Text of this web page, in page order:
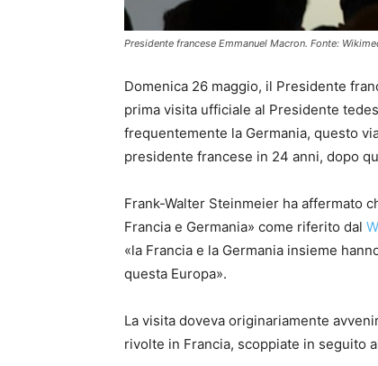
Presidente francese Emmanuel Macron. Fonte:
Domenica 26 maggio, il Presidente
prima visita ufficiale al Presidente
frequentemente la Germania, questo
presidente francese in 24 anni, dopo
Frank-Walter Steinmeier ha affermato
Francia e Germania» come riferito dal
«la Francia e la Germania insieme
questa Europa».
La visita doveva originariamente
rivolte in Francia, scoppiate in seguito